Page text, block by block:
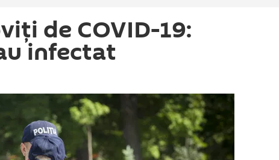
de COVID-19:
infectat